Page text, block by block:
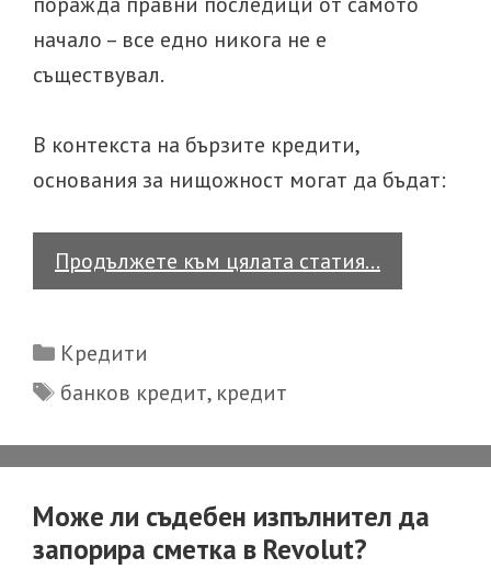
начало – все едно никога не е
съществувал.
В контекста на бързите кредити,
основания за нищожност могат да бъдат:
Продължете към цялата статия…
кредит
да
си
Categories
Кредити
Tags
банков кредит, кредит
Може ли съдебен изпълнител да
запорира сметка в Revolut?